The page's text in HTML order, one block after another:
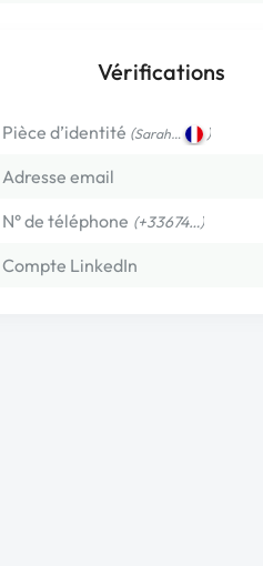
Vérifications
Pièce d’identité (Sarah… )
Adresse email
N° de téléphone (+33674…)
Compte LinkedIn